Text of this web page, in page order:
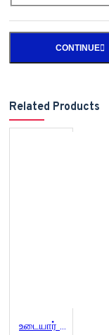
CONTINUE
Related Products
உடையார் (ஆறு பாகங்கள்)